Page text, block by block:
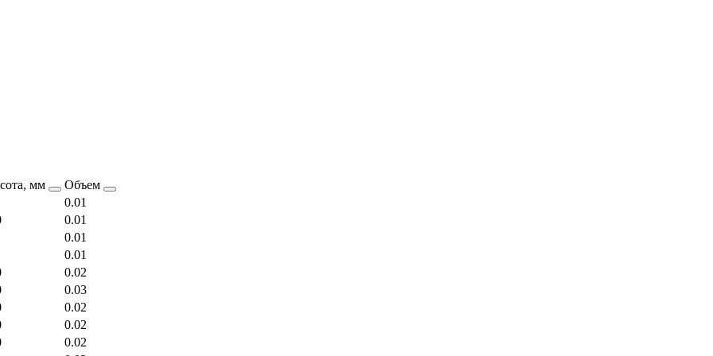
мм
Объем
0.01
0.01
0.01
0.01
0.02
0.03
0.02
0.02
0.02